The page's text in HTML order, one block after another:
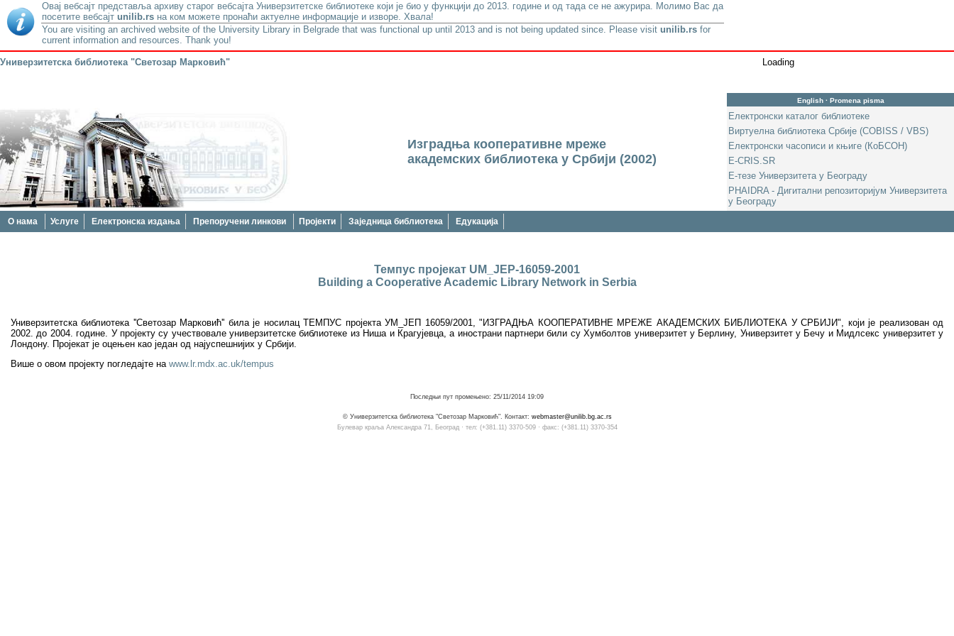
Овај вебсајт представља архиву старог вебсајта Универзитетске библиотеке који је био у функцији до 2013. године и од тада се не ажурира. Молимо Вас да
посетите вебсајт unilib.rs на ком можете пронаћи актуелне информације и изворе. Хвала!
You are visiting an archived website of the University Library in Belgrade that was functional up until 2013 and is not being updated since. Please visit unilib.rs for
current information and resources. Thank you!
Универзитетска библиотека "Светозар Марковић" Loading
Изградња кооперативне мреже
академских библиотека у Србији (2002)
English· Promena pisma
Електронски каталог библиотеке
Виртуелна библиотека Србије (COBISS / VBS)
Електронски часописи и књиге (КоБСОН)
E-CRIS.SR
Е-тезе Универзитета у Београду
PHAIDRA - Дигитални репозиторијум Универзитета
у Београду
О нама Услуге Електронска издања Препоручени линкови Пројекти Заједница библиотека Едукација
Темпус пројекат UM_JEP-16059-2001
Building a Cooperative Academic Library Network in Serbia
Универзитетска библиотека ''Светозар Марковић'' била је носилац ТЕМПУС пројекта УМ_ЈЕП 16059/2001, "ИЗГРАДЊА КООПЕРАТИВНЕ МРЕЖЕ АКАДЕМСКИХ БИБЛИОТЕКА У СРБИЈИ", који је реализован од
2002. до 2004. године. У пројекту су учествовале универзитетске библиотеке из Ниша и Крагујевца, а инострани партнери били су Хумболтов универзитет у Берлину, Универзитет у Бечу и Мидлсекс универзитет у
Лондону. Пројекат је оцењен као један од најуспешнијих у Србији.
Више о овом пројекту погледајте на www.lr.mdx.ac.uk/tempus
Последњи пут промењено: 25/11/2014 19:09
© Универзитетска библиотека "Светозар Марковић". Контакт: webmaster@unilib.bg.ac.rs
Булевар краља Александра 71, Београд · тел: (+381.11) 3370-509 · факс: (+381.11) 3370-354